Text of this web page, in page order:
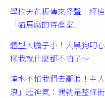
學校天花板傳來怪聲 經
「貓馬麻的待產室」
體型大膽子小！大黑狗叼
樣我就什麼都不怕了～
淹水不怕我們去衝浪！主
浪」超神氣：偶就是整條